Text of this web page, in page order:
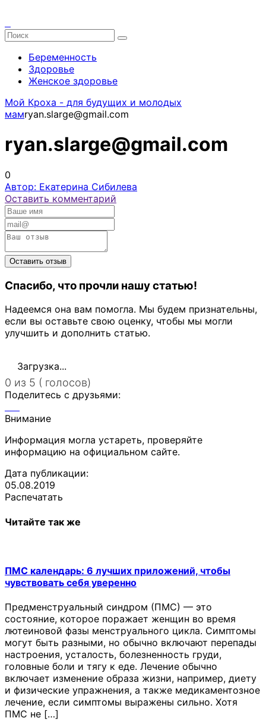
Беременность
Здоровье
Женское здоровье
Мой Кроха - для будущих и молодых
мамryan.slarge@gmail.com
ryan.slarge@gmail.com
0
Автор: Екатерина Сибилева
Оставить комментарий
Спасибо, что прочли нашу статью!
Надеемся она вам помогла. Мы будем признательны,
если вы оставьте свою оценку, чтобы мы могли
улучшить и дополнить статью.
Загрузка...
0 из 5 ( голосов)
Поделитесь с друзьями:
Внимание
Информация могла устареть, проверяйте
информацию на официальном сайте.
Дата публикации:
05.08.2019
Распечатать
Читайте так же
ПМС календарь: 6 лучших приложений, чтобы
чувствовать себя уверенно
Предменструальный синдром (ПМС) — это
состояние, которое поражает женщин во время
лютеиновой фазы менструального цикла. Симптомы
могут быть разными, но обычно включают перепады
настроения, усталость, болезненность груди,
головные боли и тягу к еде. Лечение обычно
включает изменение образа жизни, например, диету
и физические упражнения, а также медикаментозное
лечение, если симптомы выражены сильно. Хотя
ПМС не […]